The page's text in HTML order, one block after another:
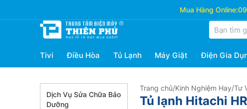
Mua Hàng Online:
Tivi Điều Hòa Tủ Lạnh Máy Giặt Điện Gia
Dịch Vụ Sửa Chữa Bảo
Dưỡng
Trang chủ/Kinh Nghiệm Hay/Tư
Tủ lạnh Hitachi